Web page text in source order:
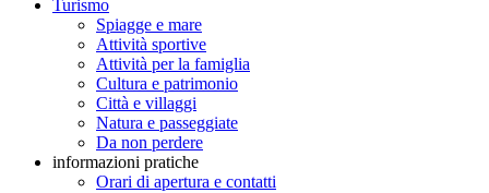
Turismo
Spiagge e mare
Attività sportive
Attività per la famiglia
Cultura e patrimonio
Città e villaggi
Natura e passeggiate
Da non perdere
informazioni pratiche
Orari di apertura e contatti